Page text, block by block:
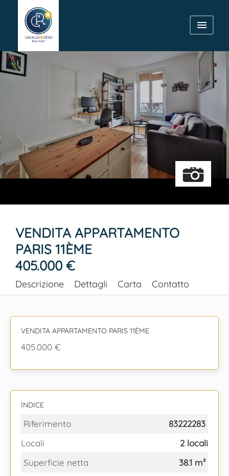
VENDITA APPARTAMENTO
PARIS 11ÈME
405.000 €
Descrizione Dettagli Carta Contatto
VENDITA APPARTAMENTO PARIS 11ÈME
405.000 €
INDICE
Riferimento
83222283
Locali
2 locali
Superficie netta
38.1 m²